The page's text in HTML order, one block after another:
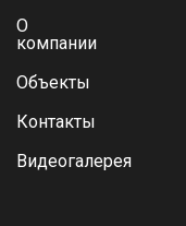
О
компании
Объекты
Контакты
Видеогалерея